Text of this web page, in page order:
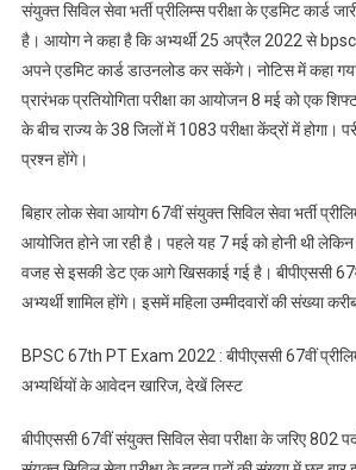
संयुक्त सिविल सेवा भर्ती प्रीलिम्स परीक्षा के एडमिट कार्ड
है। आयोग ने कहा है कि अभ्यर्थी 25 अप्रैल 2022 से
अपने एडमिट कार्ड डाउनलोड कर सकेंगे। नोटिस में कहा
प्रारंभक प्रतियोगिता परीक्षा का आयोजन 8 मई को एक
के बीच राज्य के 38 जिलों में 1083 परीक्षा केंद्रों में होगा।
प्रश्न होंगे।
बिहार लोक सेवा आयोग 67वीं संयुक्त सिविल सेवा भर्ती
आयोजित होने जा रही है। पहले यह 7 मई को होनी थी लेकिन
वजह से इसकी डेट एक आगे खिसकाई गई है। बीपीएससी
अभ्यर्थी शामिल होंगे। इसमें महिला उम्मीदवारों की संख्या
BPSC 67th PT Exam 2022 : बीपीएससी 67वीं
अभ्यर्थियों के आवेदन खारिज, देखें लिस्ट
बीपीएससी 67वीं संयुक्त सिविल सेवा परीक्षा के जरिए 802